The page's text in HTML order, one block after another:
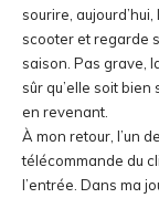
sourire, aujourd’hui,
scooter et regarde
saison. Pas grave,
sûr qu’elle soit
en revenant.
À mon retour, l’un
télécommande du
l’entrée. Dans ma